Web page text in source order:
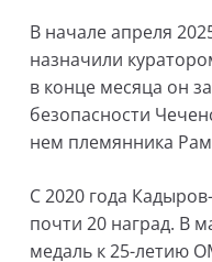
В начале апреля
назначили
в конце месяца он
безопасности
нем племянника
С 2020 года
почти 20 наград. В
медаль к 25-летию